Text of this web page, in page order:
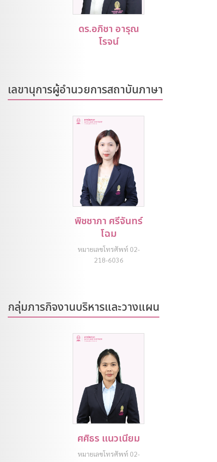
ดร.อภิชา อารุณ
โรจน์
เลขานุการผู้อำนวยการสถาบันภาษา
พิชชาภา ศรีจันทร์
โฉม
หมายเลขโทรศัพท์ 02-
218-6036
กลุ่มภารกิจงานบริหารและวางแผน
ศศิธร แนวเนียม
หมายเลขโทรศัพท์ 02-